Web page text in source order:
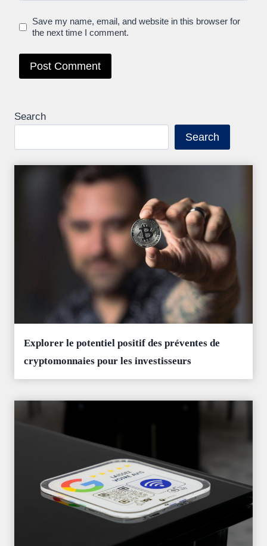
Save my name, email, and website in this browser for
the next time I comment.
Search
Search
Explorer le potentiel positif des préventes de
cryptomonnaies pour les investisseurs